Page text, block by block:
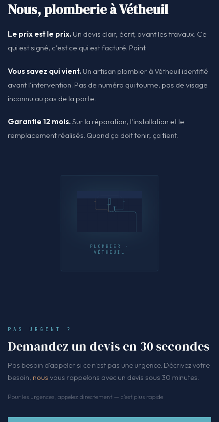
Nous, plomberie à Vétheuil
Le prix est le prix. Un devis clair, écrit, avant les travaux. Ce
qui est signé, c'est ce qui est facturé. Point.
Vous savez qui vient. Un artisan plombier à Vétheuil identifié
avant l'intervention. Pas de numéro qui tourne, pas de visage
inconnu au pas de la porte.
Garantie 12 mois. Sur la réparation, l'installation et le
remplacement réalisés. Quand ça doit tenir, ça tient.
PLOMBIER ·
VÉTHEUIL
PAS URGENT ?
Demandez un devis en 30 secondes
Pas besoin d'appeler si ce n'est pas une urgence. Décrivez votre
besoin, nous vous rappelons avec un devis sous 30 minutes.
Pour les urgences, appelez directement — c'est plus rapide.